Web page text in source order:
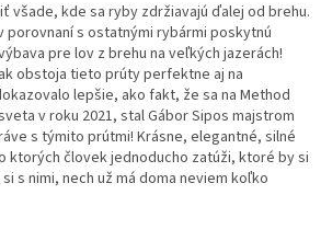
všade, kde sa ryby zdržiavajú ďalej od brehu.
porovnaní s ostatnými rybármi poskytnú
pre lov z brehu na veľkých jazerách!
obstoja tieto prúty perfektne aj na
lepšie, ako fakt, že sa na Method
v roku 2021, stal Gábor Sipos majstrom
s týmito prútmi! Krásne, elegantné, silné
ktorých človek jednoducho zatúži, ktoré by si
s nimi, nech už má doma neviem koľko